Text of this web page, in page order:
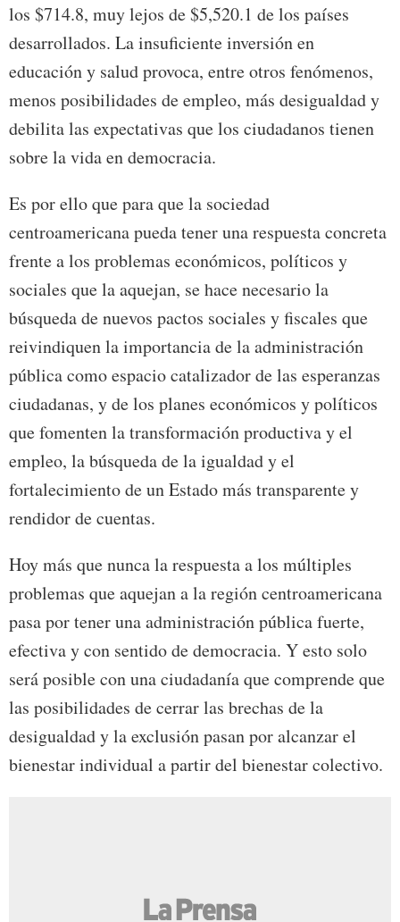
los $714.8, muy lejos de $5,520.1 de los países
desarrollados. La insuficiente inversión en
educación y salud provoca, entre otros fenómenos,
menos posibilidades de empleo, más desigualdad y
debilita las expectativas que los ciudadanos tienen
sobre la vida en democracia.
Es por ello que para que la sociedad
centroamericana pueda tener una respuesta concreta
frente a los problemas económicos, políticos y
sociales que la aquejan, se hace necesario la
búsqueda de nuevos pactos sociales y fiscales que
reivindiquen la importancia de la administración
pública como espacio catalizador de las esperanzas
ciudadanas, y de los planes económicos y políticos
que fomenten la transformación productiva y el
empleo, la búsqueda de la igualdad y el
fortalecimiento de un Estado más transparente y
rendidor de cuentas.
Hoy más que nunca la respuesta a los múltiples
problemas que aquejan a la región centroamericana
pasa por tener una administración pública fuerte,
efectiva y con sentido de democracia. Y esto solo
será posible con una ciudadanía que comprende que
las posibilidades de cerrar las brechas de la
desigualdad y la exclusión pasan por alcanzar el
bienestar individual a partir del bienestar colectivo.